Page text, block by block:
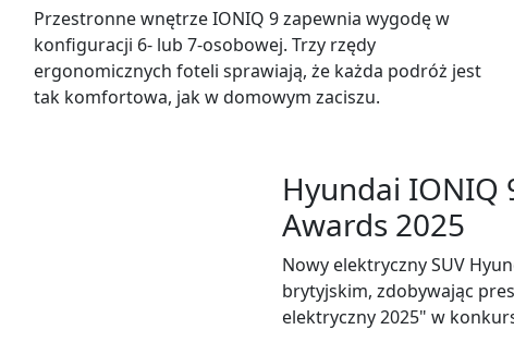
Przestronne wnętrze IONIQ 9 zapewnia wygodę w
konfiguracji 6- lub 7-osobowej. Trzy rzędy
ergonomicznych foteli sprawiają, że każda podróż jest
tak komfortowa, jak w domowym zaciszu.
Hyundai IONIQ
Awards 2025
Nowy elektryczny SUV
brytyjskim, zdobywając
elektryczny 2025" w